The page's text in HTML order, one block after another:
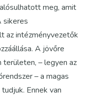
meg, amit
sikeres
az intézményvezetők
A jövőre
területen, – legyen az
– a magas
Ennek van